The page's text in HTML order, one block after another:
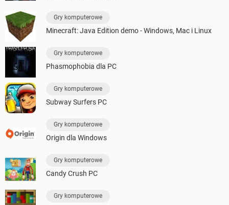
Gry komputerowe
Minecraft: Java Edition demo - Windows, Mac i Linux
Gry komputerowe
Phasmophobia dla PC
Gry komputerowe
Subway Surfers PC
Gry komputerowe
Origin dla Windows
Gry komputerowe
Candy Crush PC
Gry komputerowe